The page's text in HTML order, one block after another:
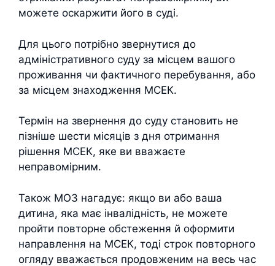
можете оскаржити його в суді.
Для цього потрібно звернутися до
адміністративного суду за місцем вашого
проживання чи фактичного перебування, або
за місцем знаходження МСЕК.
Термін на звернення до суду становить не
пізніше шести місяців з дня отримання
рішення МСЕК, яке ви вважаєте
неправомірним.
Також МОЗ нагадує: якщо ви або ваша
дитина, яка має інвалідність, не можете
пройти повторне обстеження й оформити
направлення на МСЕК, тоді строк повторного
огляду вважається продовженим на весь час